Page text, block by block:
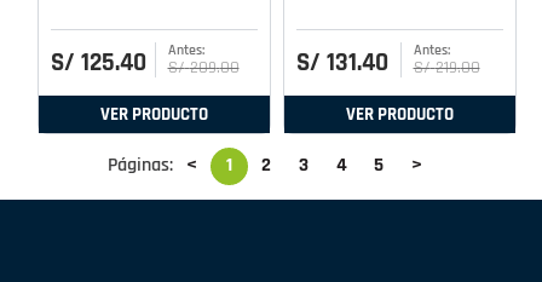
S/ 125.40 S/ 209.00
VER PRODUCTO
S/ 131.40 S/ 219.00
VER PRODUCTO
Páginas: < 1 2 3 4 5 >